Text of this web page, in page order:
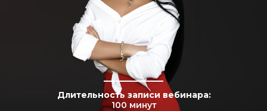
Длительность записи вебинара:
100 минут